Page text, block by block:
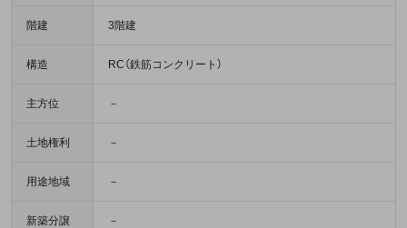
階建 3階建
構造 RC（鉄筋コンクリート）
主方位 －
土地権利 －
用途地域 －
新築分譲
－